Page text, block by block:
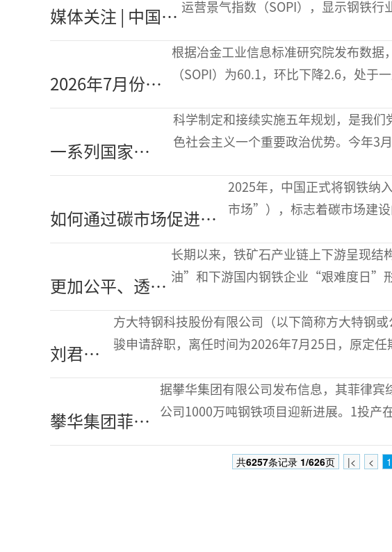
倾销税
媒体关注 | 中国新
闻网：7月中国钢
小幅下降
运营景气指数（SOPI），显示钢铁行
道。冶金工业信息标准研究院6
2026年7月份中
国钢铁运营景气
60.1
根据冶金工业信息标准研究院发布数据
（SOPI）为60.1，环比下降2.6，处于
求维持低位，基
一系列国家
级“十五五”相
布，有何特点？
科学制定和接续实施五年规划，是我
色社会主义一个重要政治优势。今年
全国已正式印发30余份国家级“十
如何通过碳市场促进中
国电炉钢占比提升——
欧盟碳市场改革对中国
碳市场工业行业纳入的
2025年，中国正式将钢铁纳
市场”），标志着碳市场建
得到充分体现，这对于推动
更加公平、透
明、可持续的铁
矿石市场新秩序
正逐步构建
长期以来，铁矿石产业链上下游呈现
油”和下游国内钢铁企业“艰难度日”
则重构和价值回归的呼声与日俱增，铁
刘君晖
任方大
经理
方大特钢科技股份有限公司（以下简称方大特钢
骏申请辞职，离任时间为2026年7月25日，原定
攀华集团菲律
宾1000万吨钢
据攀华集团有限公司发布信息，其菲律宾
公司1000万吨钢铁项目迎新进展。1投产
中8月1日标题内容显示
|< < 1
共6257条记录 1/626页